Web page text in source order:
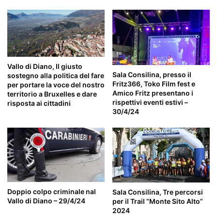
Vallo di Diano, Il giusto
sostegno alla politica del fare
per portare la voce del nostro
territorio a Bruxelles e dare
risposta ai cittadini
Sala Consilina, presso il
Fritz366, Toko Film fest e
Amico Fritz presentano i
rispettivi eventi estivi –
30/4/24
Doppio colpo criminale nal
Vallo di Diano – 29/4/24
Sala Consilina, Tre percorsi
per il Trail “Monte Sito Alto”
2024